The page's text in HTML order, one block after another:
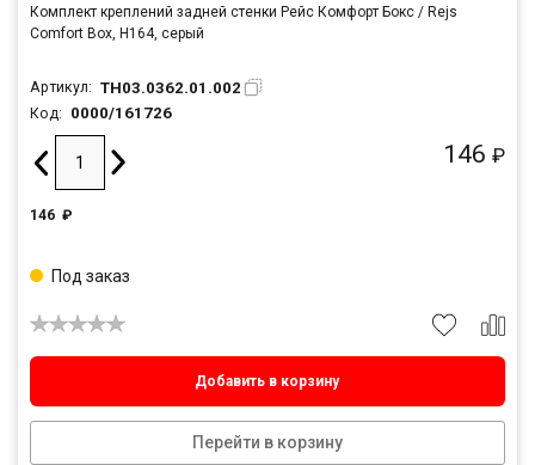
Комплект креплений задней стенки Рейс Комфорт Бокс / Rejs
Comfort Box, H164, серый
Артикул: TH03.0362.01.002
Код: 0000/161726
146 ₽
146 ₽
Добавить в корзину
Перейти в корзину
Под заказ